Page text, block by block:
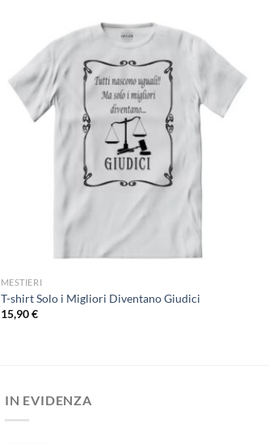
MESTIERI
T-shirt Solo i Migliori Diventano Giudici
15,90€
IN EVIDENZA